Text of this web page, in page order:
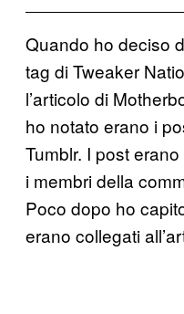
Quando ho deciso
tag di Tweaker
l’articolo di
ho notato erano i
Tumblr. I post
i membri della
Poco dopo ho
erano collegati